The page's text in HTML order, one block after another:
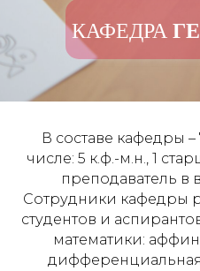
КАФЕДРА
В составе кафедры
числе: 5 к.ф.-м.н., 1
преподаватель в
Сотрудники кафедры
студентов и
математики: